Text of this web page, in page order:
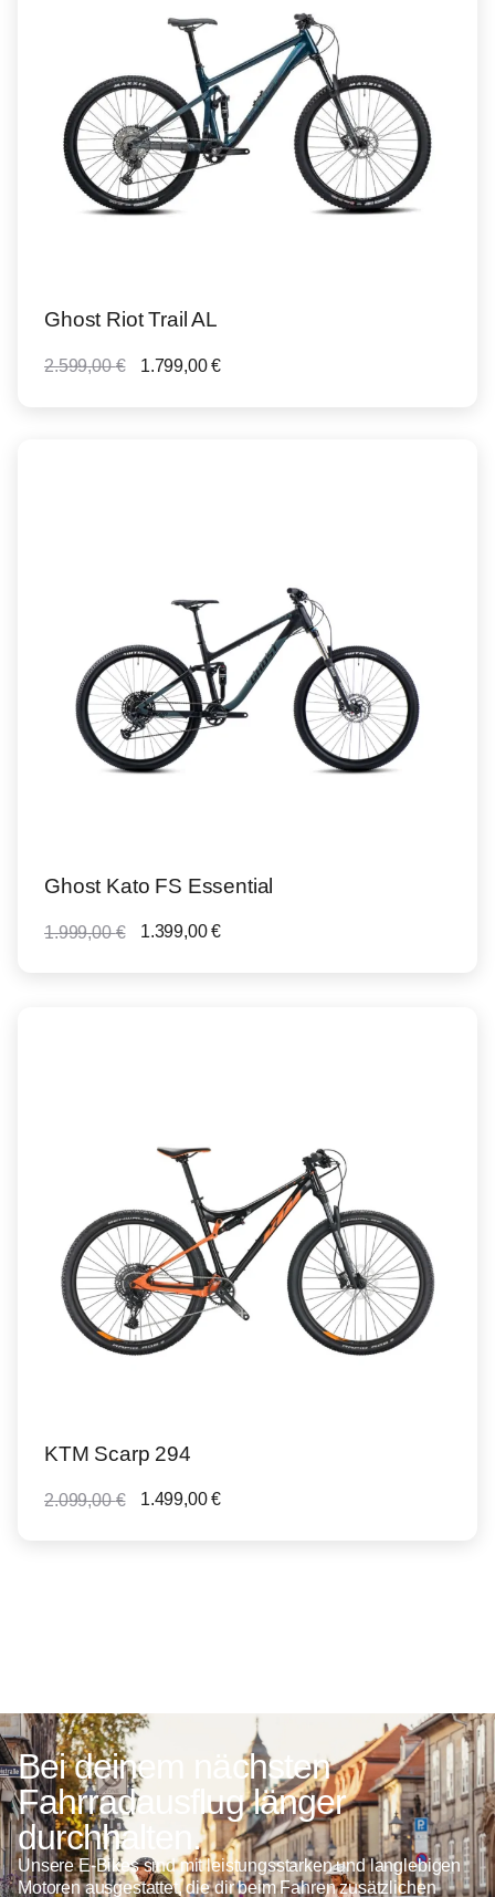
Ghost Riot Trail AL
2.599,00€ 1.799,00€
Ghost Kato FS Essential
1.999,00€ 1.399,00€
KTM Scarp 294
2.099,00€ 1.499,00€
Bei deinem nächsten
Fahrradausflug länger
durchhalten.
Unsere E-Bikes sind mit leistungsstarken und langlebigen
Motoren ausgestattet, die dir beim Fahren zusätzlichen